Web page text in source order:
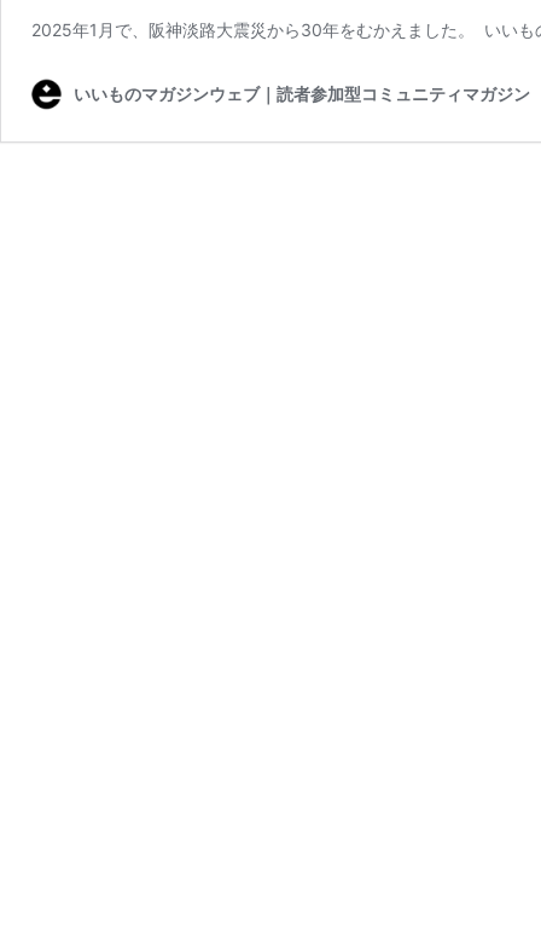
2025年1月で、阪神淡路大震災から30年をむかえました。 いい
いいものマガジンウェブ｜読者参加型コミュニティマガジン